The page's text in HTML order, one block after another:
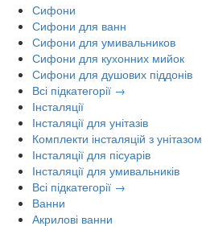
Сифони
Сифони для ванн
Сифони для умивальников
Сифони для кухонних мийок
Сифони для душових піддонів
Всі підкатегорії →
Інсталяції
Інсталяції для унітазів
Комплекти інсталяцій з унітазом
Інсталяції для пісуарів
Інсталяції для умивальників
Всі підкатегорії →
Ванни
Акрилові ванни